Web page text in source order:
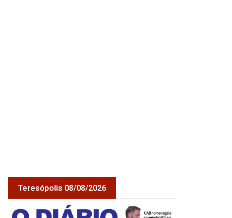
Teresópolis 08/08/2026